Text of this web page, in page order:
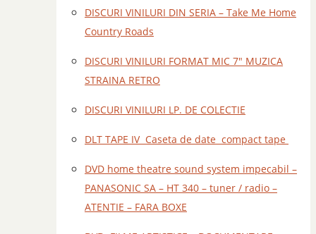
DISCURI VINILURI DIN SERIA – Take Me Home
Country Roads
DISCURI VINILURI FORMAT MIC 7" MUZICA
STRAINA RETRO
DISCURI VINILURI LP. DE COLECTIE
DLT TAPE IV Caseta de date compact tape
DVD home theatre sound system impecabil –
PANASONIC SA – HT 340 – tuner / radio –
ATENTIE – FARA BOXE